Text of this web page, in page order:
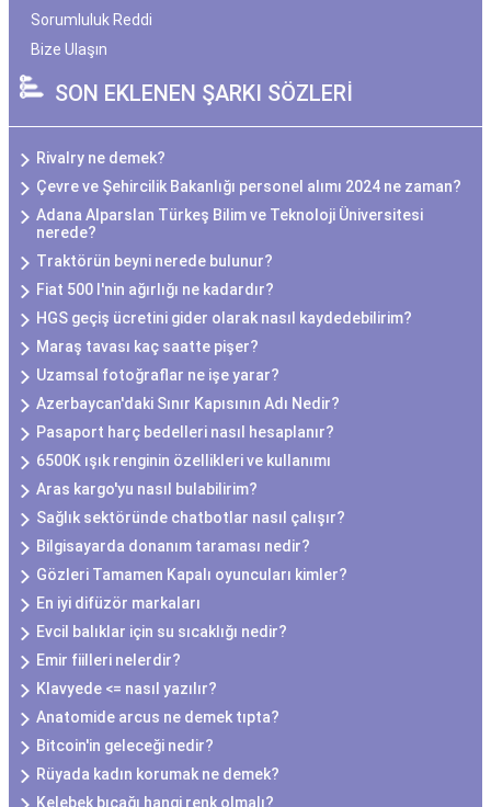
Sorumluluk Reddi
Bize Ulaşın
SON EKLENEN ŞARKI SÖZLERİ
Rivalry ne demek?
Çevre ve Şehircilik Bakanlığı personel alımı 2024 ne zaman?
Adana Alparslan Türkeş Bilim ve Teknoloji Üniversitesi
nerede?
Traktörün beyni nerede bulunur?
Fiat 500 l'nin ağırlığı ne kadardır?
HGS geçiş ücretini gider olarak nasıl kaydedebilirim?
Maraş tavası kaç saatte pişer?
Uzamsal fotoğraflar ne işe yarar?
Azerbaycan'daki Sınır Kapısının Adı Nedir?
Pasaport harç bedelleri nasıl hesaplanır?
6500K ışık renginin özellikleri ve kullanımı
Aras kargo'yu nasıl bulabilirim?
Sağlık sektöründe chatbotlar nasıl çalışır?
Bilgisayarda donanım taraması nedir?
Gözleri Tamamen Kapalı oyuncuları kimler?
En iyi difüzör markaları
Evcil balıklar için su sıcaklığı nedir?
Emir fiilleri nelerdir?
Klavyede <= nasıl yazılır?
Anatomide arcus ne demek tıpta?
Bitcoin'in geleceği nedir?
Rüyada kadın korumak ne demek?
Kelebek bıçağı hangi renk olmalı?